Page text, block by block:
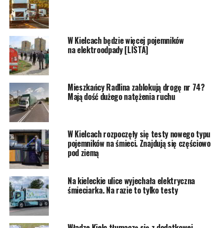
W Kielcach będzie więcej pojemników
na elektroodpady [LISTA]
Mieszkańcy Radlina zablokują drogę nr 74?
Mają dość dużego natężenia ruchu
W Kielcach rozpoczęły się testy nowego typu
pojemników na śmieci. Znajdują się częściowo
pod ziemą
Na kieleckie ulice wyjechała elektryczna
śmieciarka. Na razie to tylko testy